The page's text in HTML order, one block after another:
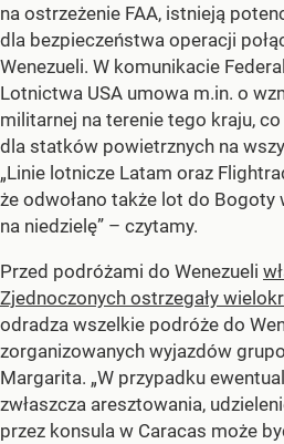
na ostrzeżenie FAA, istnieją
dla bezpieczeństwa operacji
Wenezueli. W komunikacie
Lotnictwa USA umowa m.in. o
militarnej na terenie tego kraju,
dla statków powietrznych na
„Linie lotnicze Latam oraz
że odwołano także lot do Bogoty
na niedzielę” – czytamy.
Przed podróżami do Wenezueli
Zjednoczonych ostrzegały
odradza wszelkie podróże do
zorganizowanych wyjazdów
Margarita. „W przypadku
zwłaszcza aresztowania,
przez konsula w Caracas może